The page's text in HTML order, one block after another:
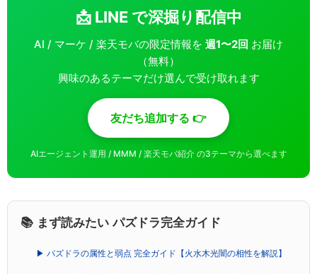
📩 LINE で深掘り配信中
AI / マーケ / 楽天モバの限定情報を 週1〜2回 お届け
（無料）
興味のあるテーマだけ選んで受け取れます
友だち追加する 👉
AIエージェント運用 / MMM / 楽天モバ紹介 の3テーマから選べます
📚 まず読みたい パズドラ完全ガイド
▶ パズドラの属性と弱点 完全ガイド【火水木光闇の相性を解説】